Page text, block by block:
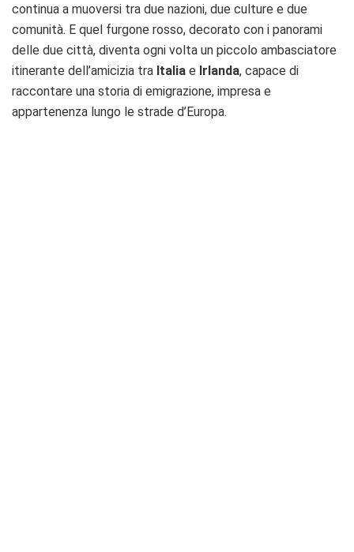
continua a muoversi tra due nazioni, due culture e due
comunità. E quel furgone rosso, decorato con i panorami
delle due città, diventa ogni volta un piccolo ambasciatore
itinerante dell’amicizia tra Italia e Irlanda, capace di
raccontare una storia di emigrazione, impresa e
appartenenza lungo le strade d’Europa.